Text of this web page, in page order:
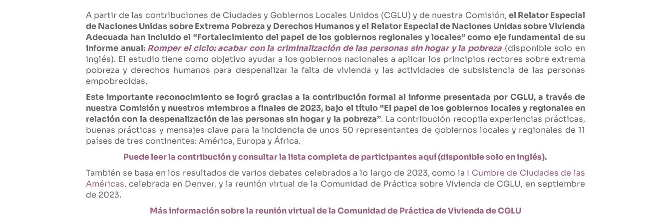
A partir de las contribuciones de Ciudades y Gobiernos Locales Unidos (CGLU) y de nuestra Comisión, el Relator Especial
de Naciones Unidas sobre Extrema Pobreza y Derechos Humanos y el Relator Especial de Naciones Unidas sobre Vivienda
Adecuada han incluido el “Fortalecimiento del papel de los gobiernos regionales y locales” como eje fundamental de su
informe anual: Romper el ciclo: acabar con la criminalización de las personas sin hogar y la pobreza (disponible solo en
inglés). El estudio tiene como objetivo ayudar a los gobiernos nacionales a aplicar los principios rectores sobre extrema
pobreza y derechos humanos para despenalizar la falta de vivienda y las actividades de subsistencia de las personas
empobrecidas.
Este importante reconocimiento se logró gracias a la contribución formal al informe presentada por CGLU, a través de
nuestra Comisión y nuestros miembros a finales de 2023, bajo el título “El papel de los gobiernos locales y regionales en
relación con la despenalización de las personas sin hogar y la pobreza”. La contribución recopila experiencias prácticas,
buenas prácticas y mensajes clave para la incidencia de unos 50 representantes de gobiernos locales y regionales de 11
países de tres continentes: América, Europa y África.
Puede leer la contribución y consultar la lista completa de participantes aquí (disponible solo en inglés).
También se basa en los resultados de varios debates celebrados a lo largo de 2023, como la I Cumbre de Ciudades de las
Américas, celebrada en Denver, y la reunión virtual de la Comunidad de Práctica sobre Vivienda de CGLU, en septiembre
de 2023.
Más información sobre la reunión virtual de la Comunidad de Práctica de Vivienda de CGLU